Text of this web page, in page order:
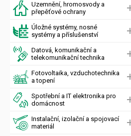
Uzemnění, hromosvody a
přepěťové ochrany
Úložné systémy, nosné
systémy a příslušenství
Datová, komunikační a
telekomunikační technika
Fotovoltaika, vzduchotechnika
a topení
Spotřební a IT elektronika pro
domácnost
Instalační, izolační a spojovací
materiál